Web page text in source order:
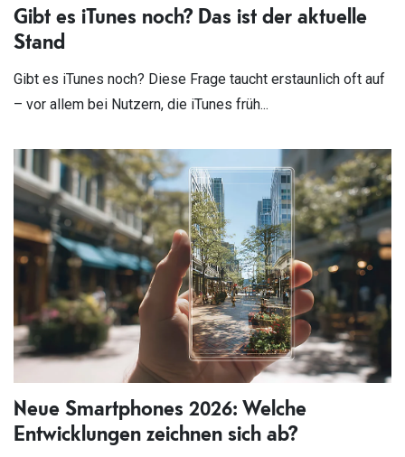
Gibt es iTunes noch? Das ist der aktuelle
Stand
Gibt es iTunes noch? Diese Frage taucht erstaunlich oft auf
– vor allem bei Nutzern, die iTunes früh...
Neue Smartphones 2026: Welche
Entwicklungen zeichnen sich ab?